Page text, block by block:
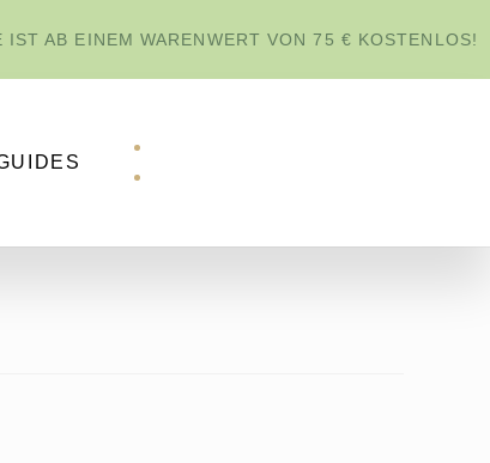
IST AB EINEM WARENWERT VON 75 € KOSTENLOS!